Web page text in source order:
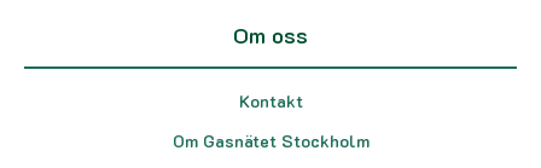
Om oss
Kontakt
Om Gasnätet Stockholm